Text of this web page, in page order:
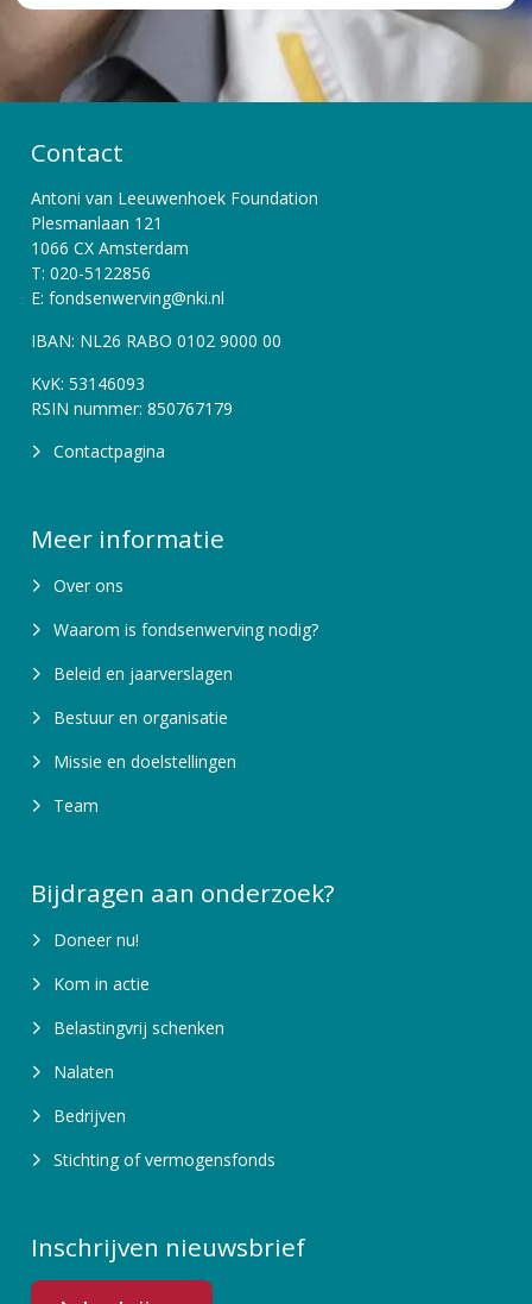
Contact
Antoni van Leeuwenhoek Foundation
Plesmanlaan 121
1066 CX Amsterdam
T: 020-5122856
E: fondsenwerving@nki.nl
IBAN: NL26 RABO 0102 9000 00
KvK: 53146093
RSIN nummer: 850767179
Contactpagina
Meer informatie
Over ons
Waarom is fondsenwerving nodig?
Beleid en jaarverslagen
Bestuur en organisatie
Missie en doelstellingen
Team
Bijdragen aan onderzoek?
Doneer nu!
Kom in actie
Belastingvrij schenken
Nalaten
Bedrijven
Stichting of vermogensfonds
Inschrijven nieuwsbrief